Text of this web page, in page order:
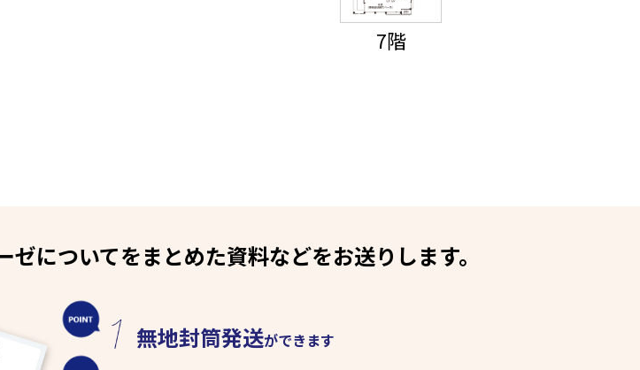
7階
についてをまとめた資料などをお送りします。
無地封筒発送ができます